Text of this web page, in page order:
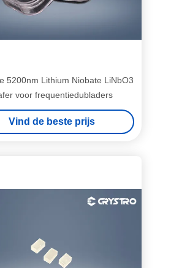
5200nm Lithium Niobate LiNbO3
voor frequentiedubladers
Vind de beste prijs